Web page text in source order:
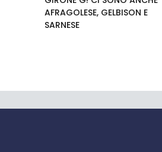
AFRAGOLESE, GELBISON E
SARNESE